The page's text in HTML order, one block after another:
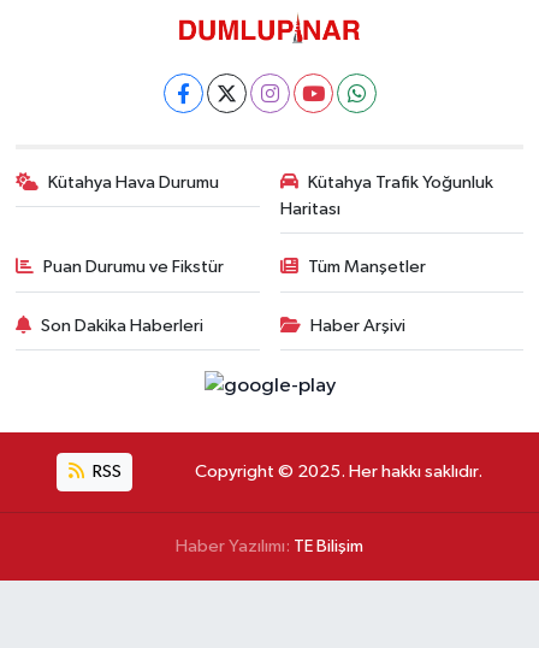
Kütahya Hava Durumu
Kütahya Trafik Yoğunluk
Haritası
Puan Durumu ve Fikstür Tüm Manşetler
Son Dakika Haberleri Haber Arşivi
RSS Copyright © 2025. Her hakkı saklıdır.
Haber Yazılımı: TE Bilişim